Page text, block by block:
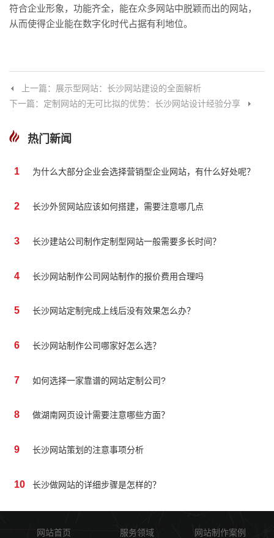
符合企业形象，功能齐全，能在众多网站中脱颖而出的网站，
从而使得企业能在数字化时代占据有利地位。
上一篇：展示型网站：长沙网站建设的全面解析
下一篇：定制网站的无可比拟的优势：长沙网站设计经验分享
热门新闻
1 为什么大部分企业会选择营销型企业网站，有什么好处呢？
2 长沙外贸网站应该如何搭建，需要注意哪几点
3 长沙建站公司制作定制型网站一般需要多长时间？
4 长沙网站制作公司网站制作的报价费用合理吗
5 长沙网站定制完成上线后没有效果怎么办？
6 长沙网站制作公司哪家好怎么选？
7 如何选择一家靠谱的网站定制公司?
8 做湖南网页设计需要注意哪些方面？
9 长沙网站策划的注意事项分析
10 长沙做网站的详细步骤是怎样的？
网站首页 服务领域 网站制作案例